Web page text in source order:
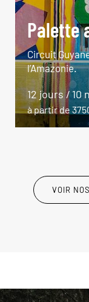
Palette
Circuit
l’Amazonie.
12 jours / 10
à partir de
VOIR